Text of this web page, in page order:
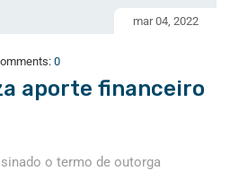
mar 04, 2022
0
aporte financeiro
o termo de outorga